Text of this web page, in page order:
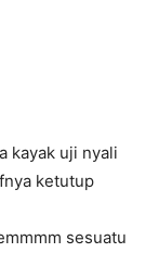
kayak uji nyali
ketutup
sesuatu